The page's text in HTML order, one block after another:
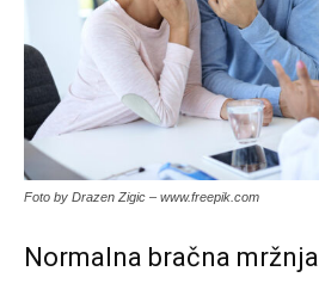
Foto by Drazen Zigic – www.freepik.com
Normalna bračna mržnja